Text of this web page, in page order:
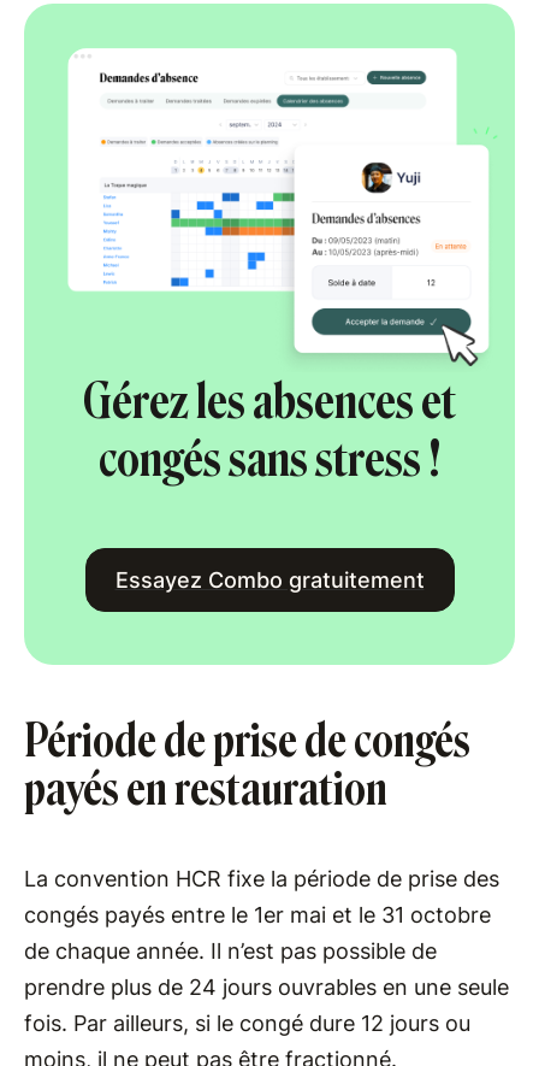
Gérez les absences et
congés sans stress !
Essayez Combo gratuitement
Période de prise de congés
payés en restauration
La convention HCR fixe la période de prise des
congés payés entre le 1er mai et le 31 octobre
de chaque année. Il n’est pas possible de
prendre plus de 24 jours ouvrables en une seule
fois. Par ailleurs, si le congé dure 12 jours ou
moins, il ne peut pas être fractionné.